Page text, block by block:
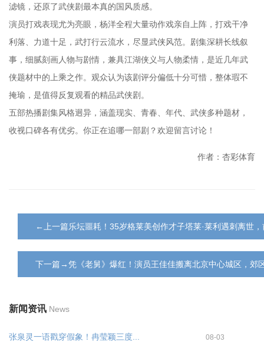
滤镜，还原了武侠剧最本真的国风质感。
演员打戏表现尤为亮眼，杨洋全程大量动作戏亲自上阵，打戏干净
利落、力道十足，武打行云流水，尽显武侠风范。剧集深耕长线叙
事，细腻刻画人物与剧情，兼具江湖侠义与人物柔情，是近几年武
侠题材中的上乘之作。观众认为该剧评分偏低十分可惜，整体瑕不
掩瑜，是值得反复观看的精品武侠剧。
五部热播剧集风格迥异，涵盖现实、青春、年代、武侠多种题材，
收视口碑各有优劣。你正在追哪一部剧？欢迎留言讨论！
作者：杏彩体育
←上一篇乐坛噩耗！35岁格莱美创作才子塔莱·莱利遇刺离世
下一篇→凭《老舅》爆红！演员王佳佳搬离北京中心城区，郊
新闻资讯 News
张泉灵一语戳穿假象！冉莹颖三度... 08-03